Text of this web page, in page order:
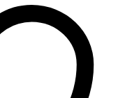
вариаций.
Опции
можно
выбрать
на
странице